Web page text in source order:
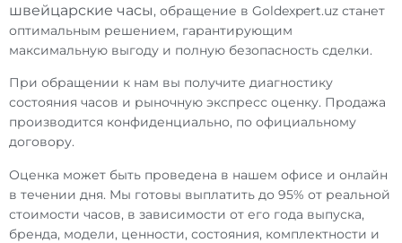
швейцарские часы, обращение в Goldexpert.uz станет
оптимальным решением, гарантирующим
максимальную выгоду и полную безопасность сделки.
При обращении к нам вы получите диагностику
состояния часов и рыночную экспресс оценку. Продажа
производится конфиденциально, по официальному
договору.
Оценка может быть проведена в нашем офисе и онлайн
в течении дня. Мы готовы выплатить до 95% от реальной
стоимости часов, в зависимости от его года выпуска,
бренда, модели, ценности, состояния, комплектности и